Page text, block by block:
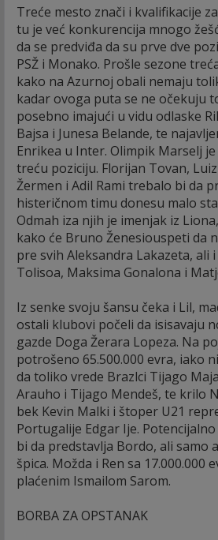
Treće mesto znači i kvalifikacije
tu je već konkurencija mnogo
da se predviđa da su prve dve
PSŽ i Monako. Prošle sezone
kako na Azurnoj obali nemaju
kadar ovoga puta se ne očekuju
posebno imajući u vidu odlaske
Bajsa i Junesa Belande, te
Enrikea u Inter. Olimpik Marselj
treću poziciju. Florijan Tovan,
Žermen i Adil Rami trebalo bi da
histeričnom timu donesu malo
Odmah iza njih je imenjak iz
kako će Bruno Ženesiouspeti da
pre svih Aleksandra Lakazeta, ali
Tolisoa, Maksima Gonalona i
Iz senke svoju šansu čeka i Lil,
ostali klubovi počeli da isisavaju
gazde Doga Žerara Lopeza. Na
potrošeno 65.500.000 evra, iako
da toliko vrede Brazlci Tijago
Arauho i Tijago Mendeš, te krilo
bek Kevin Malki i štoper U21
Portugalije Edgar Ije.
bi da predstavlja Bordo, ali samo
špica. Možda i Ren sa 17.000.000
plaćenim Ismailom Sarom.
BORBA ZA OPSTANAK